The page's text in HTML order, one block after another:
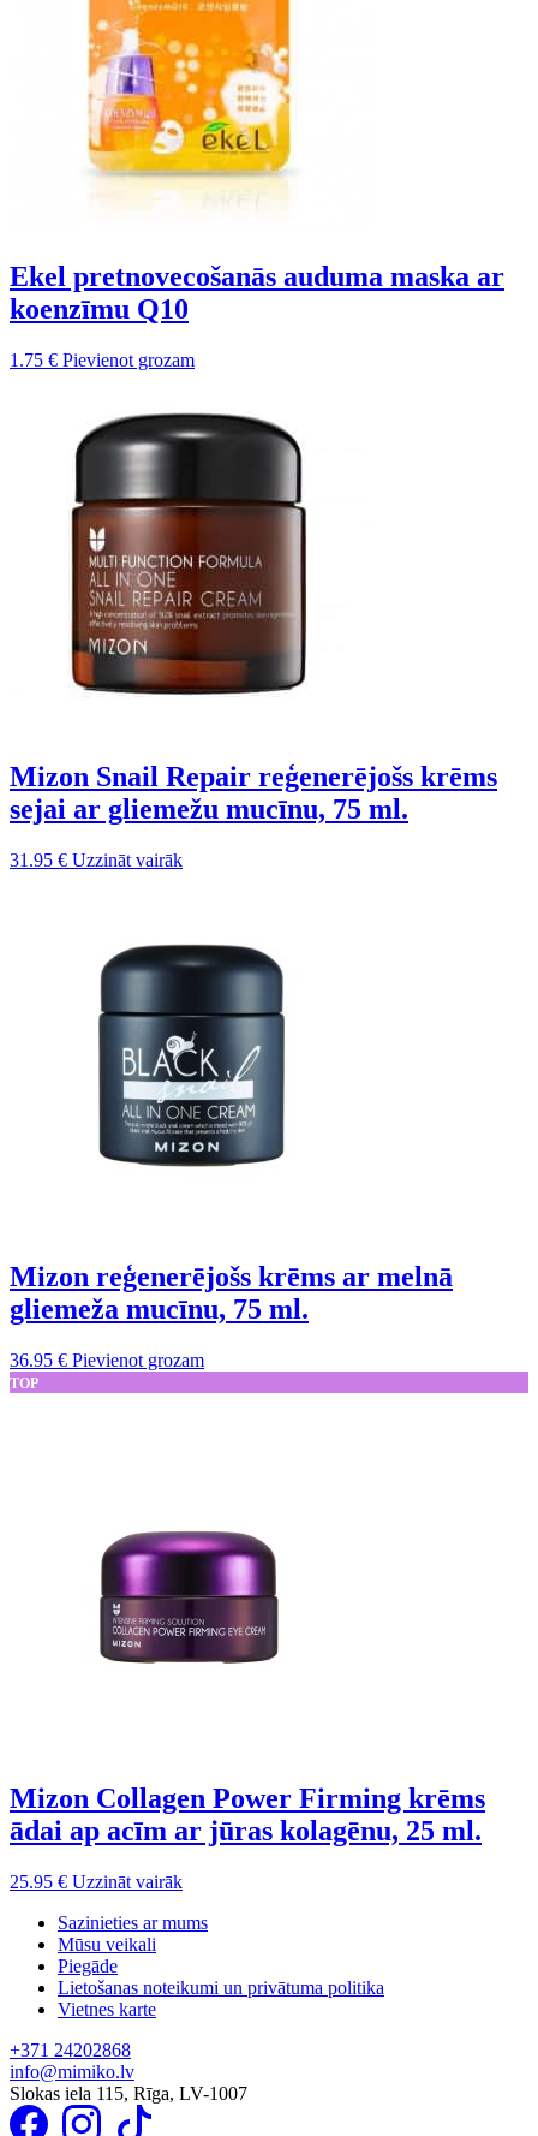
Ekel pretnovecošanās auduma maska ar
koenzīmu Q10
1.75 € Pievienot grozam
Mizon Snail Repair reģenerējošs krēms
sejai ar gliemežu mucīnu, 75 ml.
31.95 € Uzzināt vairāk
Mizon reģenerējošs krēms ar melnā
gliemeža mucīnu, 75 ml.
36.95 € Pievienot grozam
TOP
Mizon Collagen Power Firming krēms
ādai ap acīm ar jūras kolagēnu, 25 ml.
25.95 € Uzzināt vairāk
Sazinieties ar mums
Mūsu veikali
Piegāde
Lietošanas noteikumi un privātuma politika
Vietnes karte
+371 24202868
info@mimiko.lv
Slokas iela 115, Rīga, LV-1007